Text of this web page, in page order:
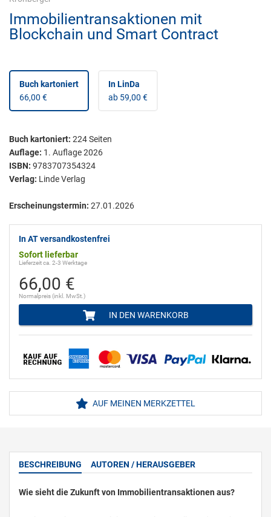
Immobilientransaktionen mit
Blockchain und Smart Contract
Buch kartoniert
66,00 €
In LinDa
ab 59,00 €
Buch kartoniert: 224Seiten
Auflage: 1. Auflage 2026
ISBN: 9783707354324
Verlag: Linde Verlag
Erscheinungstermin: 27.01.2026
In AT versandkostenfrei
Sofort lieferbar
Lieferzeit ca. 2-3 Werktage
66,00 €
Normalpreis (inkl. MwSt.)
IN DEN WARENKORB
AUF MEINEN MERKZETTEL
BESCHREIBUNG AUTOREN / HERAUSGEBER
Wie sieht die Zukunft von Immobilientransaktionen aus?